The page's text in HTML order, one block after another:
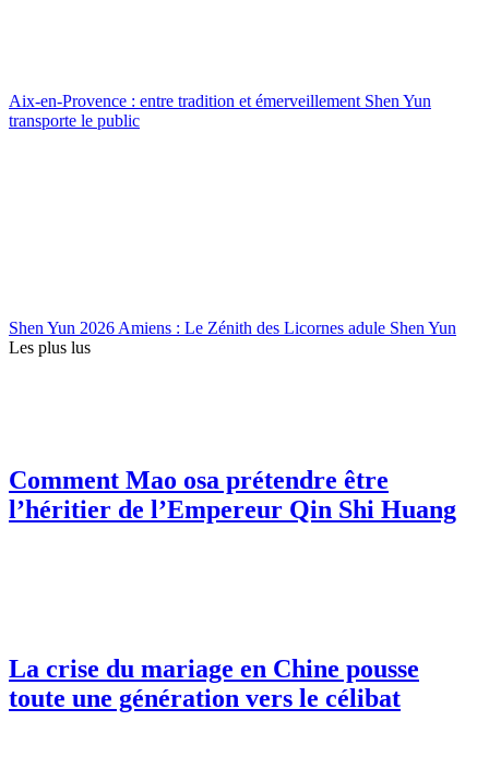
Aix-en-Provence : entre tradition et émerveillement Shen Yun
transporte le public
Shen Yun 2026 Amiens : Le Zénith des Licornes adule Shen Yun
Les plus lus
Comment Mao osa prétendre être
l’héritier de l’Empereur Qin Shi Huang
La crise du mariage en Chine pousse
toute une génération vers le célibat